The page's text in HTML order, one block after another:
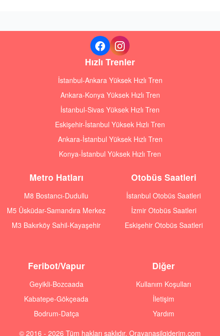
Hızlı Trenler
İstanbul-Ankara Yüksek Hızlı Tren
Ankara-Konya Yüksek Hızlı Tren
İstanbul-Sivas Yüksek Hızlı Tren
Eskişehir-İstanbul Yüksek Hızlı Tren
Ankara-İstanbul Yüksek Hızlı Tren
Konya-İstanbul Yüksek Hızlı Tren
Metro Hatları
M8 Bostancı-Dudullu
M5 Üsküdar-Samandıra Merkez
M3 Bakırköy Sahil-Kayaşehir
Otobüs Saatleri
İstanbul Otobüs Saatleri
İzmir Otobüs Saatleri
Eskişehir Otobüs Saatleri
Feribot/Vapur
Geyikli-Bozcaada
Kabatepe-Gökçeada
Bodrum-Datça
Diğer
Kullanım Koşulları
İletişim
Yardım
© 2016 - 2026 Tüm hakları saklıdır. Orayanasilgiderim.com